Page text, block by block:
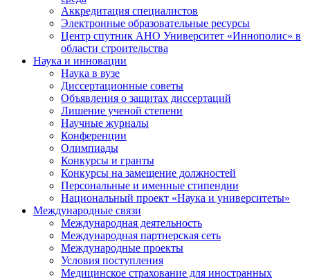
Аккредитация специалистов
Электронные образовательные ресурсы
Центр спутник АНО Университет «Иннополис» в
области строительства
Наука и инновации
Наука в вузе
Диссертационные советы
Объявления о защитах диссертаций
Лишение ученой степени
Научные журналы
Конференции
Олимпиады
Конкурсы и гранты
Конкурсы на замещение должностей
Персональные и именные стипендии
Национальный проект «Наука и университеты»
Международные связи
Международная деятельность
Международная партнерская сеть
Международные проекты
Условия поступления
Медицинское страхование для иностранных